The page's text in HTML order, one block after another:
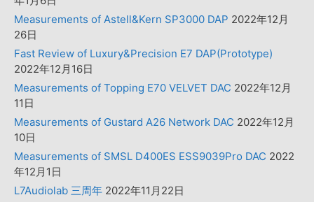
Measurements of Astell&Kern SP3000 DAP 2022年12月
26日
Fast Review of Luxury&Precision E7 DAP(Prototype)
2022年12月16日
Measurements of Topping E70 VELVET DAC 2022年12月
11日
Measurements of Gustard A26 Network DAC 2022年12月
10日
Measurements of SMSL D400ES ESS9039Pro DAC 2022
年12月1日
L7Audiolab 三周年 2022年11月22日